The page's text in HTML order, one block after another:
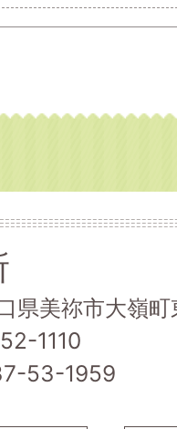
県美祢市大嶺
1110
53-1959